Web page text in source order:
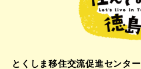
とくしま移住交流促進センター